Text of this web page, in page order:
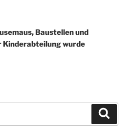
Baustellen und
Kinderabteilung wurde